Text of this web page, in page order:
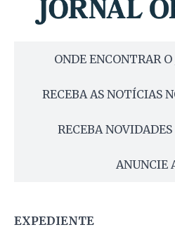
ONDE ENCONTRAR
RECEBA AS NOTÍCIAS
RECEBA
ANUNCIE
EXPEDIENTE